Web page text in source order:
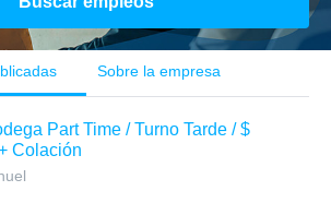
Sobre la empresa
Part Time / Turno Tarde / $
Colación